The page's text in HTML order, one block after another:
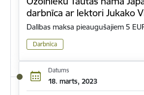
darbnīca ar lektori Jukako
Dalības maksa pieaugušajiem 5
Darbnīca
Datums
18. marts, 2023